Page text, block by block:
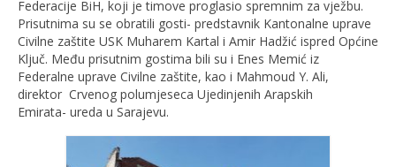
Federacije BiH, koji je timove proglasio spremnim za vježbu.
Prisutnima su se obratili gosti- predstavnik Kantonalne uprave
Civilne zaštite USK Muharem Kartal i Amir Hadžić ispred Općine
Ključ. Među prisutnim gostima bili su i Enes Memić iz
Federalne uprave Civilne zaštite, kao i Mahmoud Y. Ali,
direktor Crvenog polumjeseca Ujedinjenih Arapskih
Emirata- ureda u Sarajevu.